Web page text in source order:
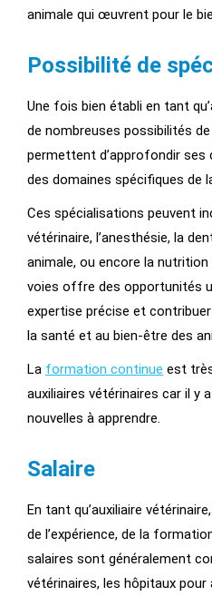
animale qui œuvrent pour le
Possibilité de
Une fois bien établi en tant
de nombreuses possibilités
permettent d’approfondir ses
des domaines spécifiques de
Ces spécialisations peuvent
vétérinaire, l’anesthésie, la
animale, ou encore la nutrition
voies offre des opportunités
expertise précise et
la santé et au bien-être des
La formation continue est
auxiliaires vétérinaires car il y
nouvelles à apprendre.
Salaire
En tant qu’auxiliaire
de l’expérience, de la
salaires sont généralement
vétérinaires, les hôpitaux pour